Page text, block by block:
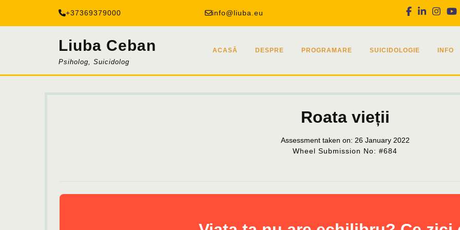
content
+37369379000 info@liuba.eu Facebook
Linkedin
Liuba Ceban
Psiholog, Suicidolog
ACASĂ DESPRE PROGRAMARE SUICIDOLOGIE INFO
Roata vieții
Assessment taken on: 26 January 2022
Wheel Submission No: #684